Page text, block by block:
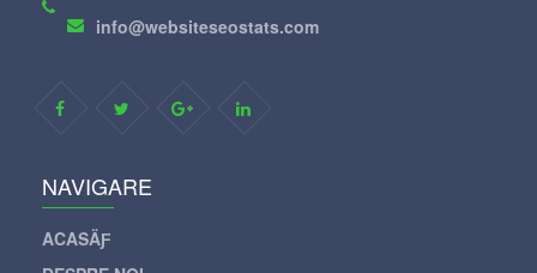
info@websiteseostats.com
NAVIGARE
ACASÄƑ